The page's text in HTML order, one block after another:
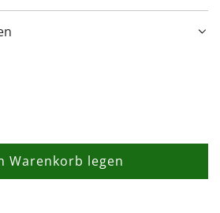
Warenkorb legen
L